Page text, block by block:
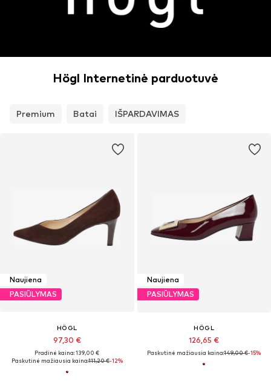
Högl Internetinė parduotuvė
Premium Batai IŠPARDAVIMAS
Naujiena
PASIŪLYMAS
HÖGL
97,30 €
Pradinė kaina: 139,00 €
Paskutinė mažiausia kaina:111,20 €-12%
Naujiena
PASIŪLYMAS
HÖGL
126,65 €
Paskutinė mažiausia kaina:149,00 €-15%